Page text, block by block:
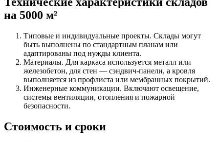
на 5000 м²
Типовые и индивидуальные проекты. Склады могут
быть выполнены по стандартным планам или
адаптированы под нужды клиента.
Материалы. Для каркаса используется металл или
железобетон, для стен — сэндвич-панели, а кровля
выполняется из профлиста или мембранных покрытий.
Инженерные коммуникации. Включают освещение,
системы вентиляции, отопления и пожарной
безопасности.
Стоимость и сроки